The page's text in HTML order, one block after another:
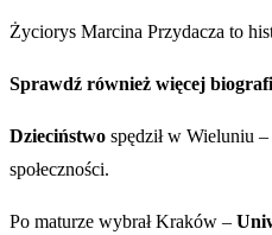
Życiorys Marcina Przydacza to
Sprawdź również więcej
Dzieciństwo spędził w Wieluniu
społeczności.
Po maturze wybrał Kraków –